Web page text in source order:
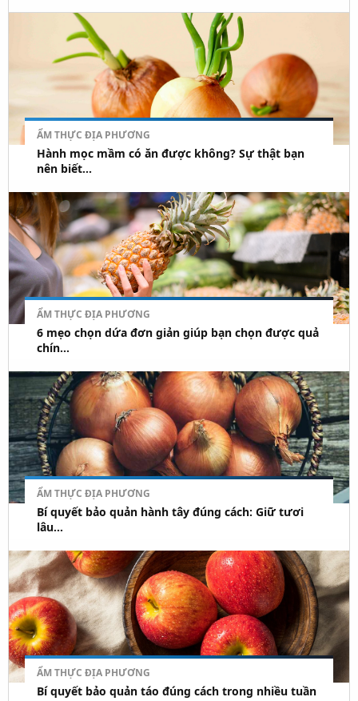
ẨM THỰC ĐỊA PHƯƠNG
Hành mọc mầm có ăn được không? Sự thật bạn
nên biết...
ẨM THỰC ĐỊA PHƯƠNG
6 mẹo chọn dứa đơn giản giúp bạn chọn được quả
chín...
ẨM THỰC ĐỊA PHƯƠNG
Bí quyết bảo quản hành tây đúng cách: Giữ tươi
lâu...
ẨM THỰC ĐỊA PHƯƠNG
Bí quyết bảo quản táo đúng cách trong nhiều tuần